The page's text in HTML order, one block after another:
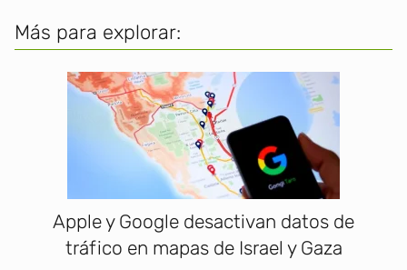
Más para explorar:
Apple y Google desactivan datos de
tráfico en mapas de Israel y Gaza